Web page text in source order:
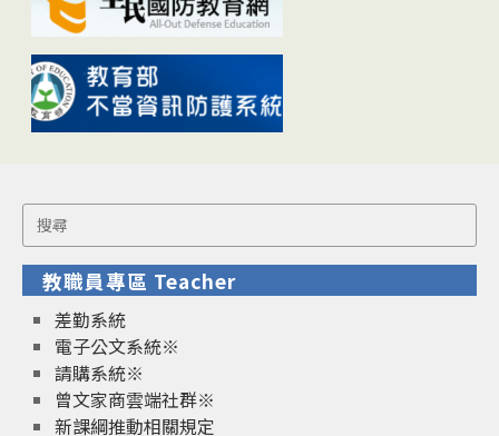
Search
for:
教職員專區 Teacher
差勤系統
電子公文系統※
請購系統※
曾文家商雲端社群※
新課綱推動相關規定